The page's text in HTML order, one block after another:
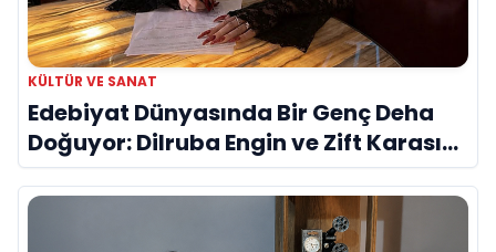
KÜLTÜR VE SANAT
Edebiyat Dünyasında Bir Genç Deha
Doğuyor: Dilruba Engin ve Zift Karası
Evreni ‘AVENOİR’